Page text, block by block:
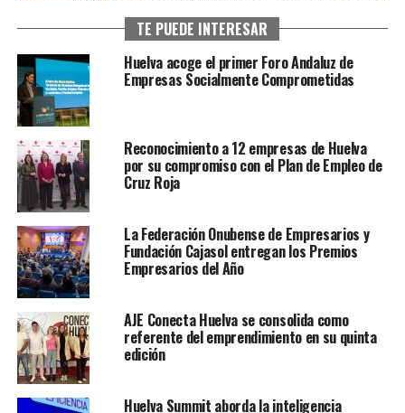
TE PUEDE INTERESAR
Huelva acoge el primer Foro Andaluz de
Empresas Socialmente Comprometidas
Reconocimiento a 12 empresas de Huelva
por su compromiso con el Plan de Empleo de
Cruz Roja
La Federación Onubense de Empresarios y
Fundación Cajasol entregan los Premios
Empresarios del Año
AJE Conecta Huelva se consolida como
referente del emprendimiento en su quinta
edición
Huelva Summit aborda la inteligencia